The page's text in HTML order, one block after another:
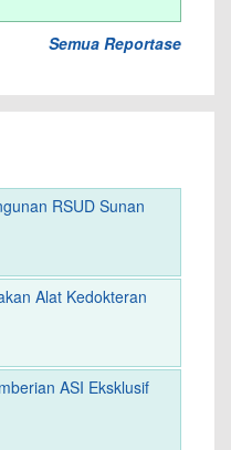
Semua Reportase
RSUD Sunan
Alat Kedokteran
ASI Eksklusif